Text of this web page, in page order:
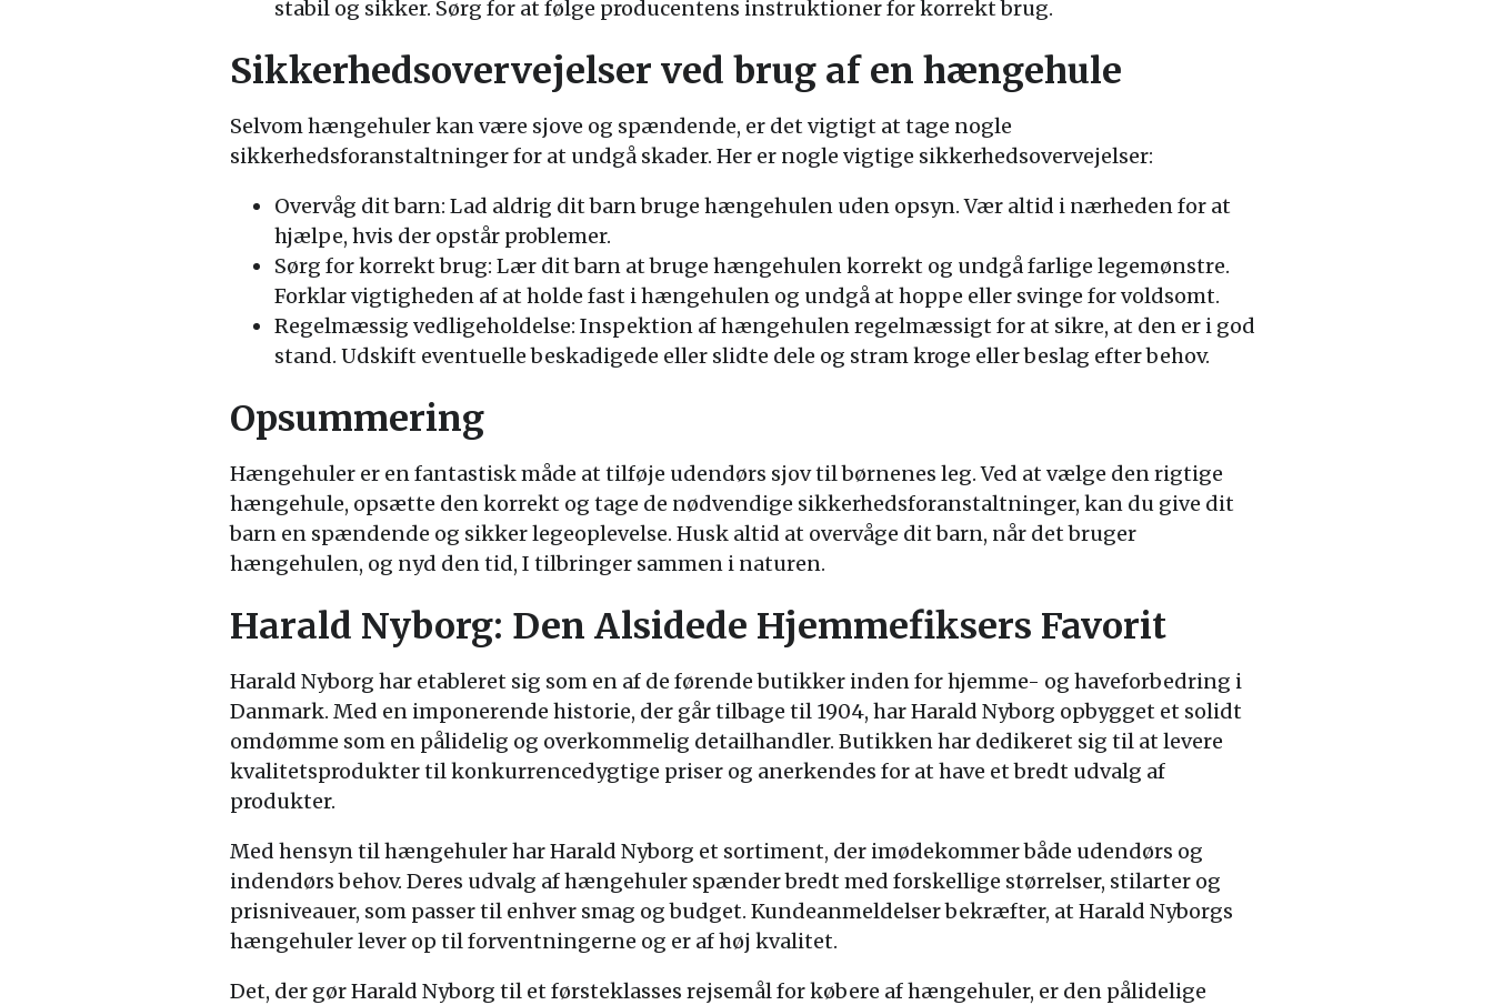
stabil og sikker. Sørg for at følge producentens instruktioner for korrekt brug.
Sikkerhedsovervejelser ved brug af en hængehule
Selvom hængehuler kan være sjove og spændende, er det vigtigt at tage nogle
sikkerhedsforanstaltninger for at undgå skader. Her er nogle vigtige sikkerhedsovervejelser:
Overvåg dit barn: Lad aldrig dit barn bruge hængehulen uden opsyn. Vær altid i nærheden for at
hjælpe, hvis der opstår problemer.
Sørg for korrekt brug: Lær dit barn at bruge hængehulen korrekt og undgå farlige legemønstre.
Forklar vigtigheden af at holde fast i hængehulen og undgå at hoppe eller svinge for voldsomt.
Regelmæssig vedligeholdelse: Inspektion af hængehulen regelmæssigt for at sikre, at den er i god
stand. Udskift eventuelle beskadigede eller slidte dele og stram kroge eller beslag efter behov.
Opsummering
Hængehuler er en fantastisk måde at tilføje udendørs sjov til børnenes leg. Ved at vælge den rigtige
hængehule, opsætte den korrekt og tage de nødvendige sikkerhedsforanstaltninger, kan du give dit
barn en spændende og sikker legeoplevelse. Husk altid at overvåge dit barn, når det bruger
hængehulen, og nyd den tid, I tilbringer sammen i naturen.
Harald Nyborg: Den Alsidede Hjemmefiksers Favorit
Harald Nyborg har etableret sig som en af de førende butikker inden for hjemme- og haveforbedring i
Danmark. Med en imponerende historie, der går tilbage til 1904, har Harald Nyborg opbygget et solidt
omdømme som en pålidelig og overkommelig detailhandler. Butikken har dedikeret sig til at levere
kvalitetsprodukter til konkurrencedygtige priser og anerkendes for at have et bredt udvalg af
produkter.
Med hensyn til hængehuler har Harald Nyborg et sortiment, der imødekommer både udendørs og
indendørs behov. Deres udvalg af hængehuler spænder bredt med forskellige størrelser, stilarter og
prisniveauer, som passer til enhver smag og budget. Kundeanmeldelser bekræfter, at Harald Nyborgs
hængehuler lever op til forventningerne og er af høj kvalitet.
Det, der gør Harald Nyborg til et førsteklasses rejsemål for købere af hængehuler, er den pålidelige